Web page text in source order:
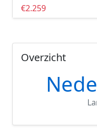
€2.259
Overzicht